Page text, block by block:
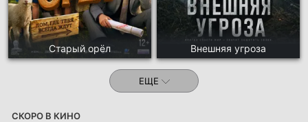
Старый орёл Внешняя угроза
ЕЩЕ
СКОРО В КИНО